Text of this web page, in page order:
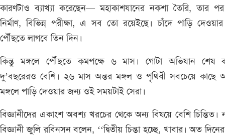
কারণটাও ব্যাখ্যা করেছেন— মহাকাশযানের নকশা তৈরি, তার
নির্মাণ, বিভিন্ন পরীক্ষা, এ সব তো রয়েইছে। চাঁদে পাড়ি
পৌঁছতে লাগবে তিন দিন।
কিন্তু মঙ্গলে পৌঁছতে কমপক্ষে ৬ মাস। গোটা অভিযান শেষ
দু’বছরেরও বেশি। ২৬ মাস অন্তর মঙ্গল ও পৃথিবী সবচেয়ে কাছে
মঙ্গলে পাড়ি দেওয়ার জন্য ওই সময়টাই সেরা।
বিজ্ঞানীদের একাংশ অবশ্য খরচের থেকে অন্য বিষয়ে বেশি চিন্তিত।
বিজ্ঞানী জুলি রবিনসন বলেন, ‘‘দ্বিতীয় চিন্তা হচ্ছে, খাবার। অত